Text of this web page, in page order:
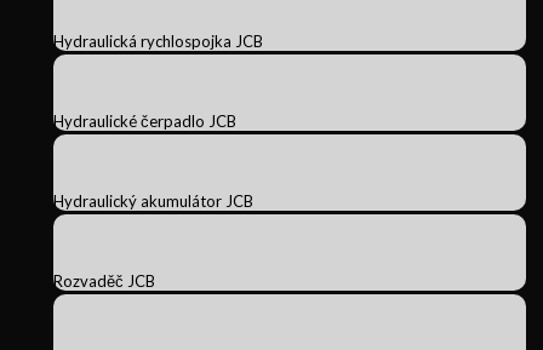
Hydraulická rychlospojka JCB
Hydraulické čerpadlo JCB
Hydraulický akumulátor JCB
Rozvaděč JCB